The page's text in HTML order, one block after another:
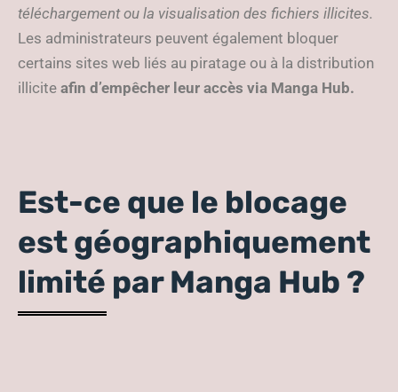
téléchargement ou la visualisation des fichiers illicites.
Les administrateurs peuvent également bloquer
certains sites web liés au piratage ou à la distribution
illicite afin d’empêcher leur accès via Manga Hub.
Est-ce que le blocage
est géographiquement
limité par Manga Hub ?